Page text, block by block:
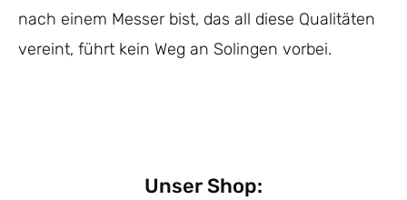
nach einem Messer bist, das all diese Qualitäten
vereint, führt kein Weg an Solingen vorbei.
Unser Shop: